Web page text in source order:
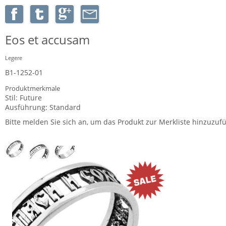
Eos et accusam
Legere
B1-1252-01
Produktmerkmale
Stil: Future
Ausführung: Standard
Bitte melden Sie sich an, um das Produkt zur Merkliste